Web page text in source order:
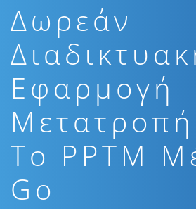
Δωρεάν
Εφαρμογή
To PPTM
Go